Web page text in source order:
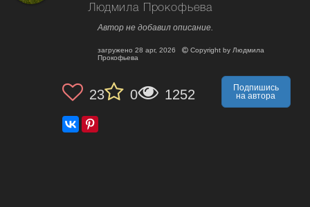
Людмила Прокофьева
Автор не добавил описание.
загружено 28 apr, 2026 Copyright by Людмила
Прокофьева
23 0 1252
Подпишись
на автора